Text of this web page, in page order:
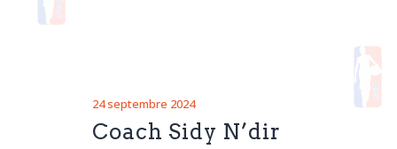
24 septembre 2024
Coach Sidy N’dir